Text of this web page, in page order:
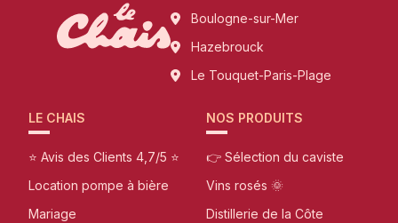
Boulogne-sur-Mer
Hazebrouck
Le Touquet-Paris-Plage
LE CHAIS
⭐ Avis des Clients 4,7/5 ⭐
Location pompe à bière
Mariage
NOS PRODUITS
👉 Sélection du caviste
Vins rosés 🌞
Distillerie de la Côte